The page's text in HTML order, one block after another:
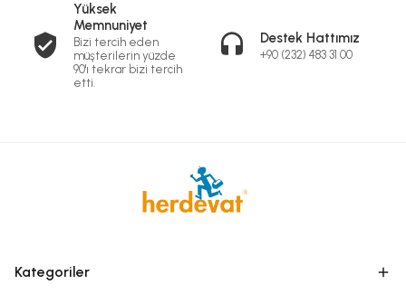
Yüksek
Memnuniyet
Bizi tercih eden
müşterilerin yüzde
90'ı tekrar bizi tercih
etti.
Destek Hattımız
+90 (232) 483 31 00
Kategoriler